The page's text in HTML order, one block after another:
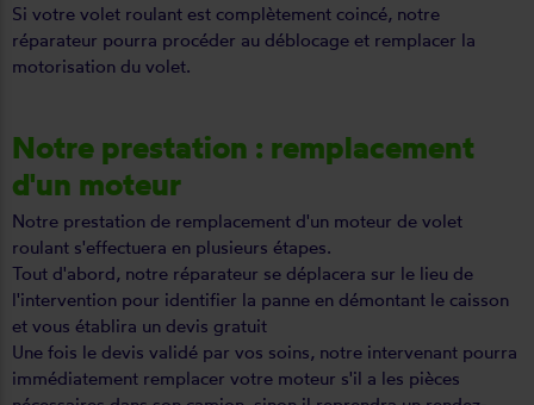
Si votre volet roulant est complètement coincé, notre
réparateur pourra procéder au déblocage et remplacer la
motorisation du volet.
Notre prestation : remplacement
d'un moteur
Notre prestation de remplacement d'un moteur de volet
roulant s'effectuera en plusieurs étapes.
Tout d'abord, notre réparateur se déplacera sur le lieu de
l'intervention pour identifier la panne en démontant le caisson
et vous établira un devis gratuit
Une fois le devis validé par vos soins, notre intervenant pourra
immédiatement remplacer votre moteur s'il a les pièces